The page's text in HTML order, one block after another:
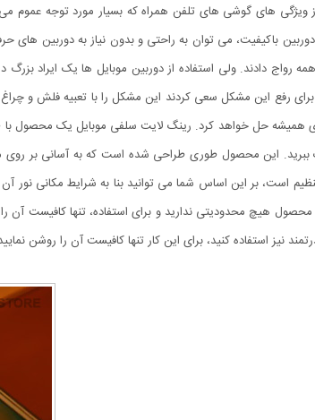
ویژگی های گوشی های تلفن همراه که بسیار مورد توجه عموم
باکیفیت، می توان به راحتی و بدون نیاز به دوربین های
رواج دادند. ولی استفاده از دوربین موبایل ها یک ایراد
رفع این مشکل سعی کردند این مشکل را با تعبیه فلش و چراغ
همیشه حل خواهد کرد. رینگ لایت سلفی موبایل یک محصول با
است، بر این اساس شما می توانید بنا به شرایط مکانی نور
محصول هیچ محدودیتی ندارید و برای استفاده، تنها کافیست آن
نیز استفاده کنید، برای این کار تنها کافیست آن را روشن